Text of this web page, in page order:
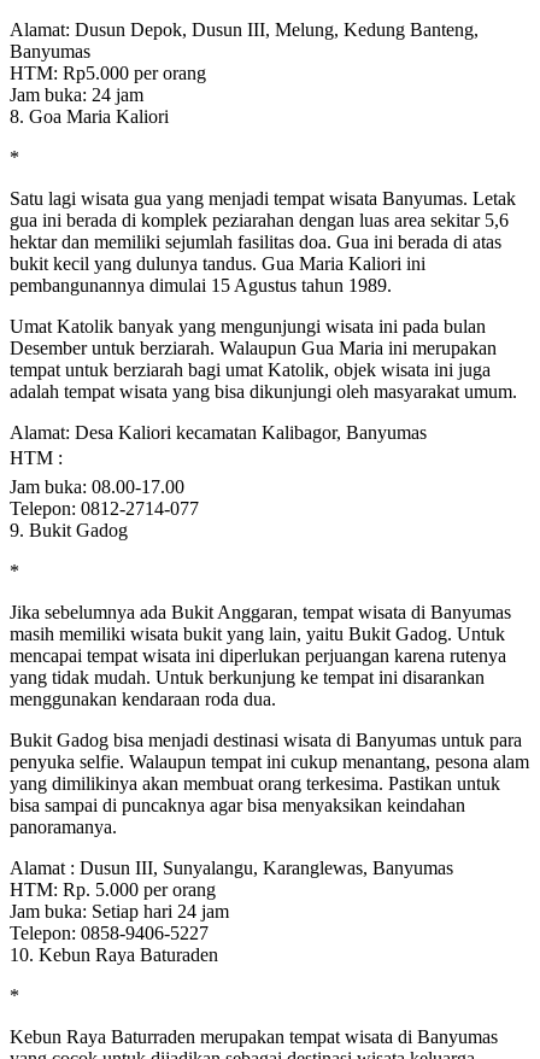
Alamat: Dusun Depok, Dusun III, Melung, Kedung Banteng,
Banyumas
HTM: Rp5.000 per orang
Jam buka: 24 jam
8. Goa Maria Kaliori
*
Satu lagi wisata gua yang menjadi tempat wisata Banyumas. Letak
gua ini berada di komplek peziarahan dengan luas area sekitar 5,6
hektar dan memiliki sejumlah fasilitas doa. Gua ini berada di atas
bukit kecil yang dulunya tandus. Gua Maria Kaliori ini
pembangunannya dimulai 15 Agustus tahun 1989.
Umat Katolik banyak yang mengunjungi wisata ini pada bulan
Desember untuk berziarah. Walaupun Gua Maria ini merupakan
tempat untuk berziarah bagi umat Katolik, objek wisata ini juga
adalah tempat wisata yang bisa dikunjungi oleh masyarakat umum.
Alamat: Desa Kaliori kecamatan Kalibagor, Banyumas
HTM : 
Jam buka: 08.00-17.00
Telepon: 0812-2714-077
9. Bukit Gadog
*
Jika sebelumnya ada Bukit Anggaran, tempat wisata di Banyumas
masih memiliki wisata bukit yang lain, yaitu Bukit Gadog. Untuk
mencapai tempat wisata ini diperlukan perjuangan karena rutenya
yang tidak mudah. Untuk berkunjung ke tempat ini disarankan
menggunakan kendaraan roda dua.
Bukit Gadog bisa menjadi destinasi wisata di Banyumas untuk para
penyuka selfie. Walaupun tempat ini cukup menantang, pesona alam
yang dimilikinya akan membuat orang terkesima. Pastikan untuk
bisa sampai di puncaknya agar bisa menyaksikan keindahan
panoramanya.
Alamat : Dusun III, Sunyalangu, Karanglewas, Banyumas
HTM: Rp. 5.000 per orang
Jam buka: Setiap hari 24 jam
Telepon: 0858-9406-5227
10. Kebun Raya Baturaden
*
Kebun Raya Baturraden merupakan tempat wisata di Banyumas